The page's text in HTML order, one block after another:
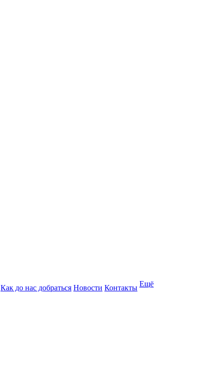
Как до нас добраться Новости Контакты Ещё